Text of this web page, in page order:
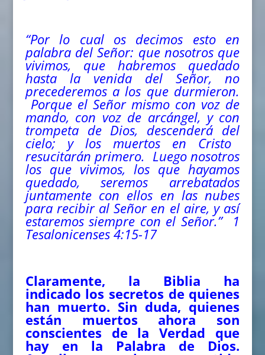
“Por lo cual os decimos esto en
palabra del Señor: que nosotros que
vivimos, que habremos quedado
hasta la venida del Señor, no
precederemos a los que durmieron.
Porque el Señor mismo con voz de
mando, con voz de arcángel, y con
trompeta de Dios, descenderá del
cielo; y los muertos en Cristo
resucitarán primero. Luego nosotros
los que vivimos, los que hayamos
quedado, seremos arrebatados
juntamente con ellos en las nubes
para recibir al Señor en el aire, y así
estaremos siempre con el Señor.” 1
Tesalonicenses 4:15-17
Claramente, la Biblia ha
indicado los secretos de quienes
han muerto. Sin duda, quienes
están muertos ahora son
conscientes de la Verdad que
hay en la Palabra de Dios.